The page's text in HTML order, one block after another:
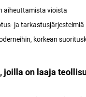
aiheuttamista vioista
ja tarkastusjärjestelmiä
korkean
joilla on laaja